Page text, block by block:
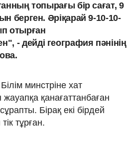
топырағы бір сағат, 9
берген. Әріқарай 9-10-10-
отырған
- дейді география пәнінің
минстріне хат
жауапқа қанағаттанбаған
Бірақ екі бірдей
тұрған.